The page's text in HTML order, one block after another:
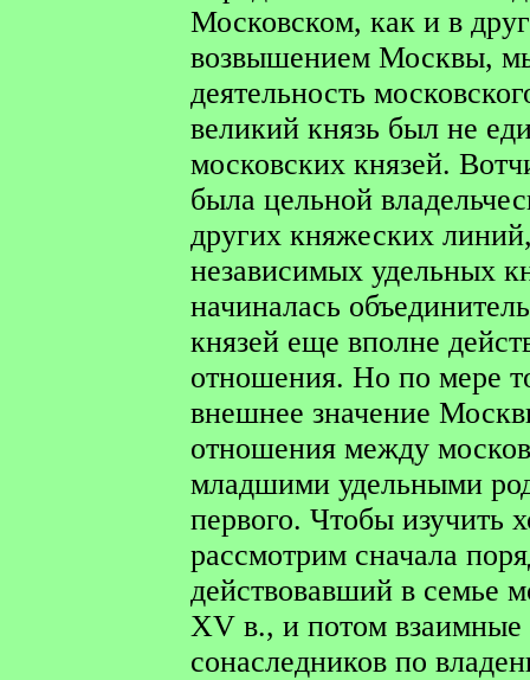
Московском, как и в
возвышением Москвы,
деятельность
великий князь был не
московских князей.
была цельной
других княжеских
независимых удельных
начиналась
князей еще вполне
отношения. Но по мере
внешнее значение
отношения между
младшими удельными
первого. Чтобы изучить
рассмотрим сначала
действовавший в семье
XV в., и потом
сонаследников по